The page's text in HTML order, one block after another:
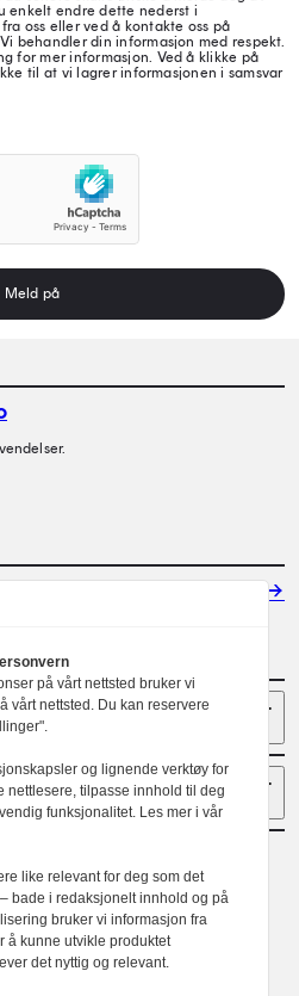
enkelt endre dette nederst i
oss eller ved å kontakte oss på
behandler din informasjon med respekt.
for mer informasjon. Ved å klikke på
til at vi lagrer informasjonen i samsvar
Meld på
her.
landsforbund.
på vårt nettsted bruker vi
vårt nettsted. Du kan reservere
og lignende verktøy for
nettlesere, tilpasse innhold til deg
funksjonalitet. Les mer i vår
like relevant for deg som det
bade i redaksjonelt innhold og på
bruker vi informasjon fra
å kunne utvikle produktet
det nyttig og relevant.